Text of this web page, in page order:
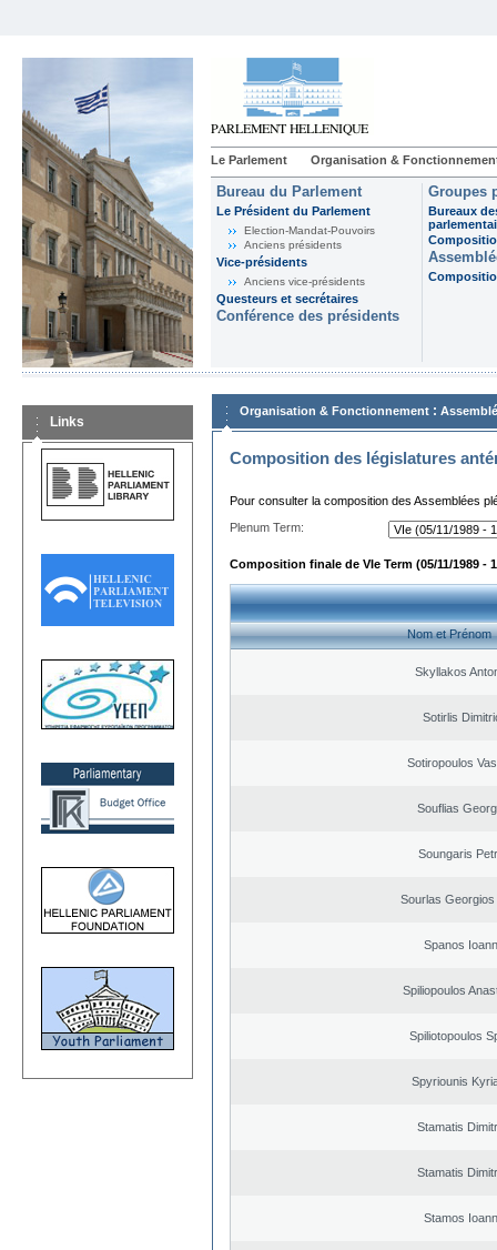
Le Parlement Organisation &
Bureau du Parlement
Le Président du Parlement
Election-Mandat-Pouvoirs
Anciens présidents
Vice-présidents
Anciens vice-présidents
Questeurs et secrétaires
Conférence des présidents
Groupes
Bureaux
Links
Organisation & Fonctionnement :
Composition des législatures
Pour consulter la composition des Assemblées
Plenum Term:
Composition finale de VIe Term (05/11/1989 -
Nom et Prénom
Skyllakos
Sotirlis
Sotiropoulos
Souflias
Soungaris
Sourlas Georgios
Spanos
Spiliopoulos
Spiliotopoulos
Spyriounis
Stamatis
Stamatis
Stamos